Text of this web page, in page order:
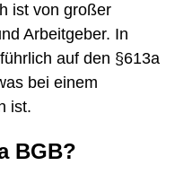
ist von großer
Arbeitgeber. In
auf den §613a
bei einem
ist.
BGB?